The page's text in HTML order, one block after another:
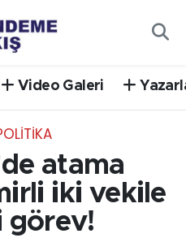
Video Galeri
atama
iki vekile
görev!
ve Fikstür